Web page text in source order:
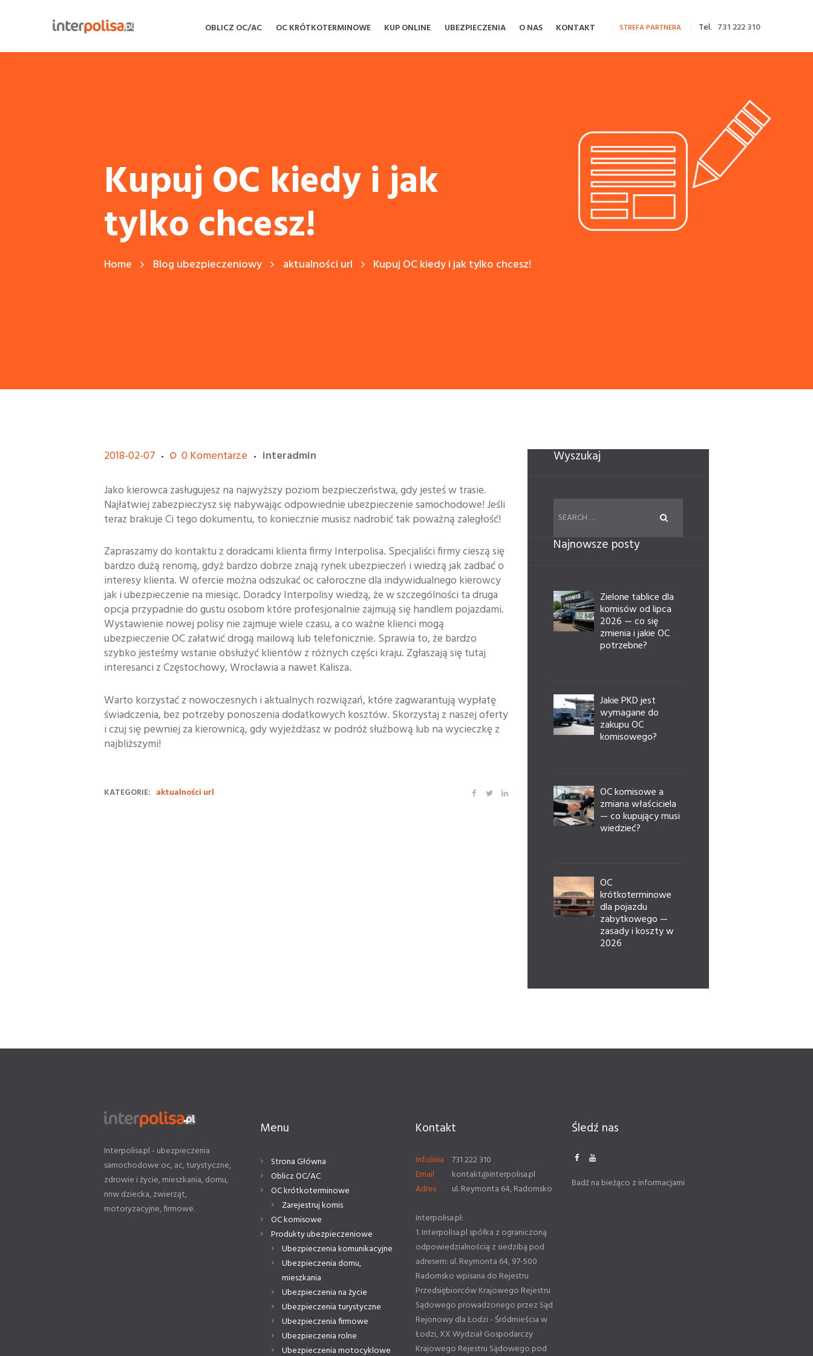
OBLICZ OC/AC OC KRÓTKOTERMINOWE KUP ONLINE UBEZPIECZENIA O NAS KONTAKT Tel. 731 222 310
STREFA PARTNERA
Kupuj OC kiedy i jak
tylko chcesz!
Home Blog ubezpieczeniowy aktualności url Kupuj OC kiedy i jak tylko chcesz!
2018-02-07 0Komentarze
interadmin
Jako kierowca zasługujesz na najwyższy poziom bezpieczeństwa, gdy jesteś w trasie.
Najłatwiej zabezpieczysz się nabywając odpowiednie ubezpieczenie samochodowe! Jeśli
teraz brakuje Ci tego dokumentu, to koniecznie musisz nadrobić tak poważną zaległość!
Zapraszamy do kontaktu z doradcami klienta firmy Interpolisa. Specjaliści firmy cieszą się
bardzo dużą renomą, gdyż bardzo dobrze znają rynek ubezpieczeń i wiedzą jak zadbać o
interesy klienta. W ofercie można odszukać oc całoroczne dla indywidualnego kierowcy
jak i ubezpieczenie na miesiąc. Doradcy Interpolisy wiedzą, że w szczególności ta druga
opcja przypadnie do gustu osobom które profesjonalnie zajmują się handlem pojazdami.
Wystawienie nowej polisy nie zajmuje wiele czasu, a co ważne klienci mogą
ubezpieczenie OC załatwić drogą mailową lub telefonicznie. Sprawia to, że bardzo
szybko jesteśmy wstanie obsłużyć klientów z różnych części kraju. Zgłaszają się tutaj
interesanci z Częstochowy, Wrocławia a nawet Kalisza.
Warto korzystać z nowoczesnych i aktualnych rozwiązań, które zagwarantują wypłatę
świadczenia, bez potrzeby ponoszenia dodatkowych kosztów. Skorzystaj z naszej oferty
i czuj się pewniej za kierownicą, gdy wyjeżdżasz w podróż służbową lub na wycieczkę z
najbliższymi!
KATEGORIE: aktualności url
Wyszukaj
Najnowsze posty
Zielone tablice dla
komisów od lipca
2026 — co się
zmienia i jakie OC
potrzebne?
Jakie PKD jest
wymagane do
zakupu OC
komisowego?
OC komisowe a
zmiana właściciela
— co kupujący musi
wiedzieć?
OC
krótkoterminowe
dla pojazdu
zabytkowego —
zasady i koszty w
2026
Interpolisa.pl - ubezpieczenia
samochodowe oc, ac, turystyczne,
zdrowie i życie, mieszkania, domu,
nnw dziecka, zwierząt,
motoryzacyjne, firmowe.
Menu
Strona Główna
Oblicz OC/AC
OC krótkoterminowe
Zarejestruj komis
OC komisowe
Produkty ubezpieczeniowe
Ubezpieczenia komunikacyjne
Ubezpieczenia domu,
mieszkania
Ubezpieczenia na życie
Ubezpieczenia turystyczne
Ubezpieczenia firmowe
Ubezpieczenia rolne
Ubezpieczenia motocyklowe
Kontakt
Infolinia
731 222 310
Email
kontakt@interpolisa.pl
Adres
ul. Reymonta 64, Radomsko
Interpolisa.pl:
1. Interpolisa.pl spółka z ograniczoną
odpowiedzialnością z siedzibą pod
adresem: ul. Reymonta 64, 97-500
Radomsko wpisana do Rejestru
Przedsiębiorców Krajowego Rejestru
Sądowego prowadzonego przez Sąd
Rejonowy dla Łodzi - Śródmieścia w
Łodzi, XX Wydział Gospodarczy
Krajowego Rejestru Sądowego pod
Śledź nas
Badź na bieżąco z informacjami